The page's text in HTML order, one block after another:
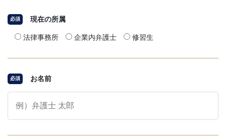
必須 現在の所属
法律事務所 企業内弁護士 修習生
必須 お名前